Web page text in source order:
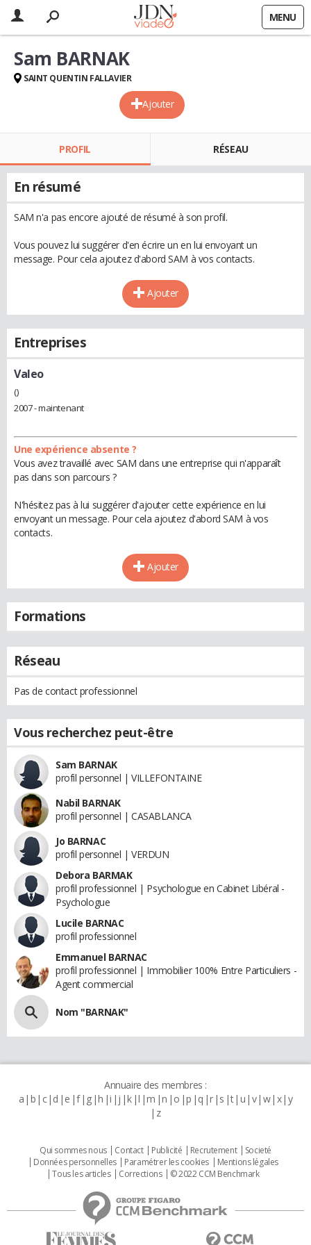
MENU
Ajouter
Sam BARNAK
SAINT QUENTIN FALLAVIER
PROFIL RÉSEAU
En résumé
SAM n'a pas encore ajouté de résumé à son profil.
Vous pouvez lui suggérer d'en écrire un en lui envoyant un
message. Pour cela ajoutez d'abord SAM à vos contacts.
Ajouter
Entreprises
Valeo
()
2007 - maintenant
Une expérience absente ?
Vous avez travaillé avec SAM dans une entreprise qui n'apparaît
pas dans son parcours ?
N'hésitez pas à lui suggérer d'ajouter cette expérience en lui
envoyant un message. Pour cela ajoutez d'abord SAM à vos
contacts.
Ajouter
Formations
Réseau
Pas de contact professionnel
Vous recherchez peut-être
Sam BARNAK
profil personnel | VILLEFONTAINE
Nabil BARNAK
profil personnel | CASABLANCA
Jo BARNAC
profil personnel | VERDUN
Debora BARMAK
profil professionnel | Psychologue en Cabinet Libéral -
Psychologue
Lucile BARNAC
profil professionnel
Emmanuel BARNAC
profil professionnel | Immobilier 100% Entre Particuliers -
Agent commercial
Nom "BARNAK"
Annuaire des membres :
a b c d e f g h i j k l m n o p q r s t u v w x y
z
Qui sommes nous Contact Publicité Recrutement
Societé
Données personnelles
Paramétrer les cookies
Mentions légales
Tous les articles
Corrections © 2022 CCM Benchmark